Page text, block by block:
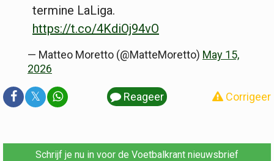
termine LaLiga.
https://t.co/4KdiOj94vO
— Matteo Moretto (@MatteMoretto) May 15,
2026
𝕏 Reageer Corrigeer
Schrijf je nu in voor de Voetbalkrant nieuwsbrief